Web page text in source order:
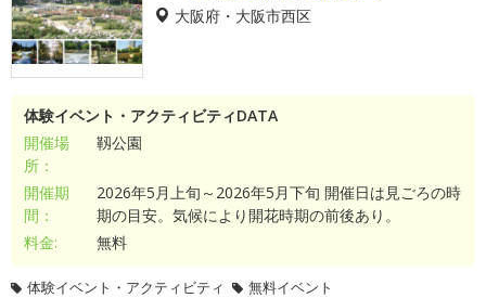
大阪府・大阪市西区
体験イベント・アクティビティDATA
開催場
所：
靱公園
開催期
間：
2026年5月上旬～2026年5月下旬 開催日は見ごろの時
期の目安。気候により開花時期の前後あり。
料金:
無料
体験イベント・アクティビティ 無料イベント